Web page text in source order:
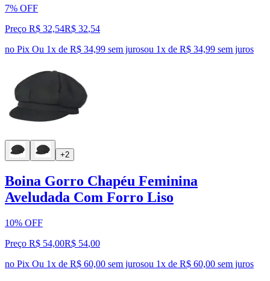
7% OFF
Preço R$ 32,54R$ 32,54
no Pix Ou 1x de R$ 34,99 sem jurosou 1x de R$ 34,99 sem juros
+2
Boina Gorro Chapéu Feminina
Aveludada Com Forro Liso
10% OFF
Preço R$ 54,00R$ 54,00
no Pix Ou 1x de R$ 60,00 sem jurosou 1x de R$ 60,00 sem juros